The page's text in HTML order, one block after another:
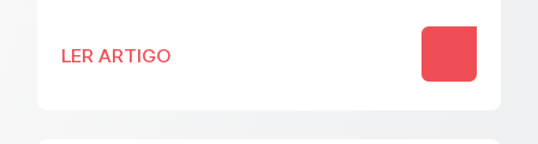
LER ARTIGO